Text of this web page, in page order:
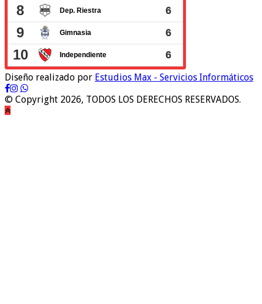
Diseño realizado por Estudios Max - Servicios Informáticos
© Copyright 2026, TODOS LOS DERECHOS RESERVADOS.